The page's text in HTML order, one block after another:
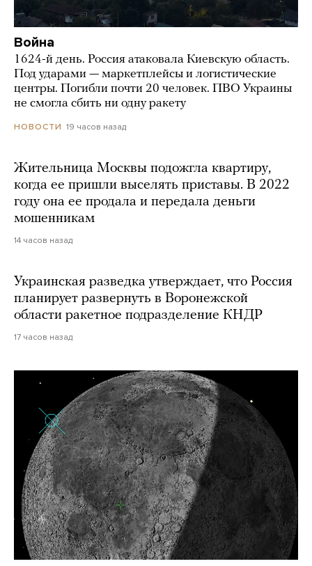
Война
1624-й день. Россия атаковала Киевскую область.
Под ударами — маркетплейсы и логистические
центры. Погибли почти 20 человек. ПВО Украины
не смогла сбить ни одну ракету
НОВОСТИ 19 часов назад
Жительница Москвы подожгла квартиру,
когда ее пришли выселять приставы. В 2022
году она ее продала и передала деньги
мошенникам
14 часов назад
Украинская разведка утверждает, что Россия
планирует развернуть в Воронежской
области ракетное подразделение КНДР
17 часов назад